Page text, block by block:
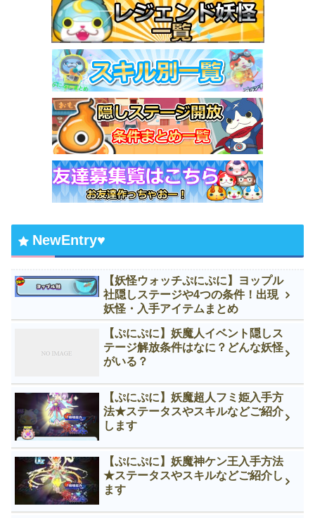
NewEntry♥
【妖怪ウォッチぷにぷに】ヨップル
社隠しステージや4つの条件！出現
妖怪・入手アイテムまとめ
【ぷにぷに】妖魔人イベント隠しス
テージ解放条件はなに？どんな妖怪
がいる？
【ぷにぷに】妖魔超人フミ姫入手方
法★ステータスやスキルなどご紹介
します
【ぷにぷに】妖魔神ケン王入手方法
★ステータスやスキルなどご紹介し
ます